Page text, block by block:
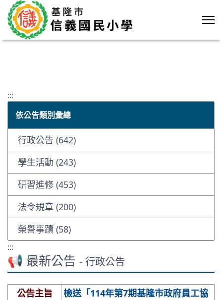
:::
依公告類別彙總
行政公告 (642)
學生活動 (243)
研習進修 (453)
法令規章 (200)
榮譽事蹟 (58)
:::
📢 最新公告 - 行政公告
公告主旨
檢送「114年第7期基隆市政府員工協